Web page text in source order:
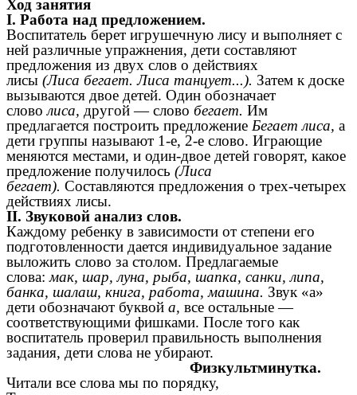
Ход занятия
I. Работа над предложением.
Воспитатель берет игрушечную лису и выполняет с
ней различные упражнения, дети составляют
предложения из двух слов о действиях
лисы (Лиса бегает. Лиса танцует...). Затем к доске
вызываются двое детей. Один обозначает
словолиса, другой — слово бегает. Им
предлагается построить предложение Бегает лиса, а
дети группы называют 1-е, 2-е слово. Играющие
меняются местами, и один-двое детей говорят, какое
предложение получилось (Лиса
бегает). Составляются предложения о трех-четырех
действиях лисы.
II. Звуковой анализ слов.
Каждому ребенку в зависимости от степени его
подготовленности дается индивидуальное задание
выложить слово за столом. Предлагаемые
слова:мак, шар, луна, рыба, шапка, санки, липа,
банка, шалаш, книга, работа, машина. Звук «а»
дети обозначают буквой а, все остальные —
соответствующими фишками. После того как
воспитатель проверил правильность выполнения
задания, дети слова не убирают.
Физкультминутка.
Читали все слова мы по порядку,